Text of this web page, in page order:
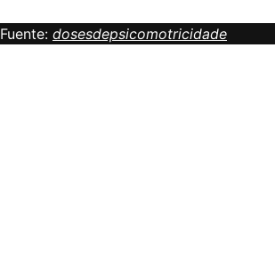
Fuente: dosesdepsicomotricidade